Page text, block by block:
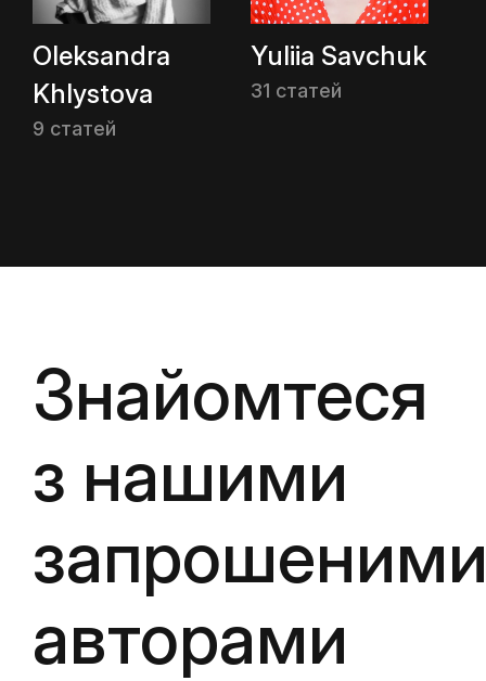
Oleksandra
Khlystova
9 статей
Yuliia Savchuk
31 статей
Знайомтеся
з нашими
авторами